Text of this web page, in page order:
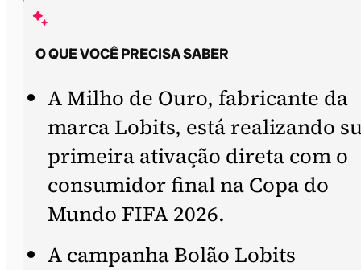
O QUE VOCÊ PRECISA SABER
A Milho de Ouro, fabricante da
marca Lobits, está realizando
primeira ativação direta com o
consumidor final na Copa do
Mundo FIFA 2026.
A campanha Bolão Lobits